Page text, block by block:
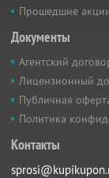
Прошедшие
Документы
Агентский
Лицензионный
Публичная
Политика
Контакты